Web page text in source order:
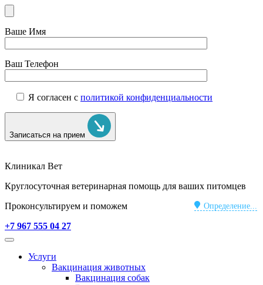
Ваше Имя
Ваш Телефон
Я согласен с политикой конфиденциальности
Записаться на прием
Клиникал Вет
Круглосуточная ветеринарная помощь для ваших питомцев
Определение...
Проконсультируем и поможем
+7 967 555 04 27
Услуги
Вакцинация животных
Вакцинация собак